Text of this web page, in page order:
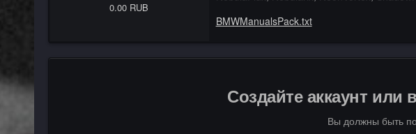
0.00 RUB
BMWManualsPack.txt
Создайте аккаунт
Вы должны быть